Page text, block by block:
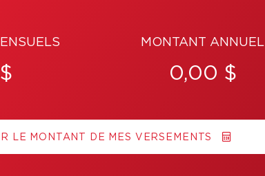
MONTANT ANNUEL
0,00 $
LE MONTANT DE MES VERSEMENTS